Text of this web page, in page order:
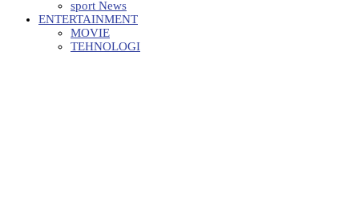
sport News
ENTERTAINMENT
MOVIE
TEHNOLOGI